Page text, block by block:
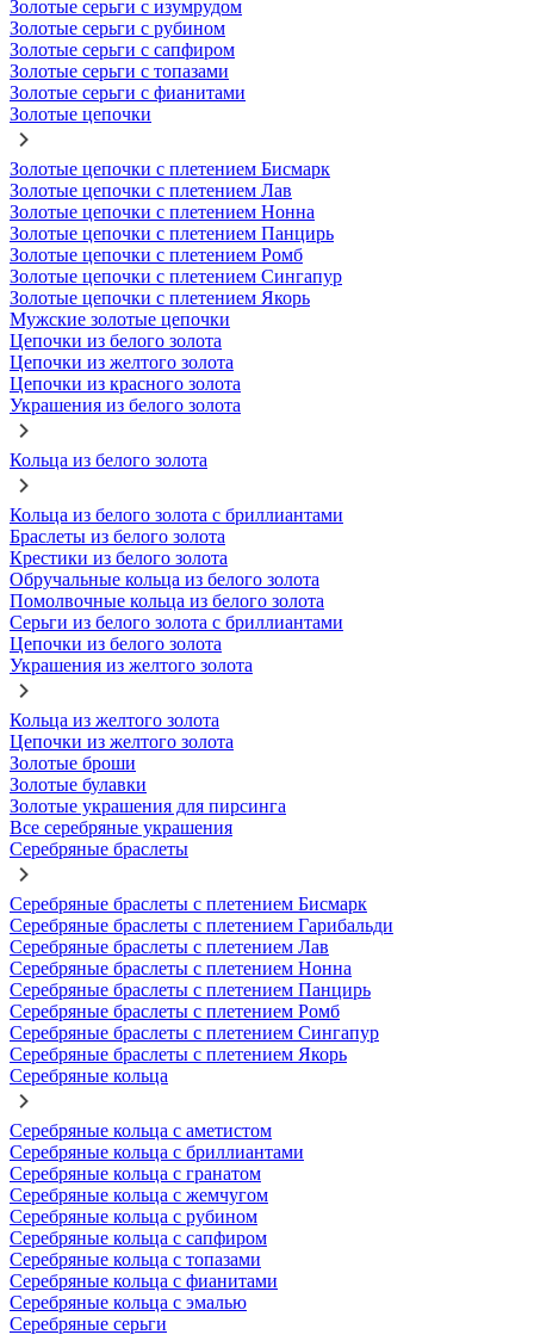
Золотые серьги с изумрудом
Золотые серьги с рубином
Золотые серьги с сапфиром
Золотые серьги с топазами
Золотые серьги с фианитами
Золотые цепочки
Золотые цепочки с плетением Бисмарк
Золотые цепочки с плетением Лав
Золотые цепочки с плетением Нонна
Золотые цепочки с плетением Панцирь
Золотые цепочки с плетением Ромб
Золотые цепочки с плетением Сингапур
Золотые цепочки с плетением Якорь
Мужские золотые цепочки
Цепочки из белого золота
Цепочки из желтого золота
Цепочки из красного золота
Украшения из белого золота
Кольца из белого золота
Кольца из белого золота с бриллиантами
Браслеты из белого золота
Крестики из белого золота
Обручальные кольца из белого золота
Помолвочные кольца из белого золота
Серьги из белого золота с бриллиантами
Цепочки из белого золота
Украшения из желтого золота
Кольца из желтого золота
Цепочки из желтого золота
Золотые броши
Золотые булавки
Золотые украшения для пирсинга
Все серебряные украшения
Серебряные браслеты
Серебряные браслеты с плетением Бисмарк
Серебряные браслеты с плетением Гарибальди
Серебряные браслеты с плетением Лав
Серебряные браслеты с плетением Нонна
Серебряные браслеты с плетением Панцирь
Серебряные браслеты с плетением Ромб
Серебряные браслеты с плетением Сингапур
Серебряные браслеты с плетением Якорь
Серебряные кольца
Серебряные кольца с аметистом
Серебряные кольца с бриллиантами
Серебряные кольца с гранатом
Серебряные кольца с жемчугом
Серебряные кольца с рубином
Серебряные кольца с сапфиром
Серебряные кольца с топазами
Серебряные кольца с фианитами
Серебряные кольца с эмалью
Серебряные серьги